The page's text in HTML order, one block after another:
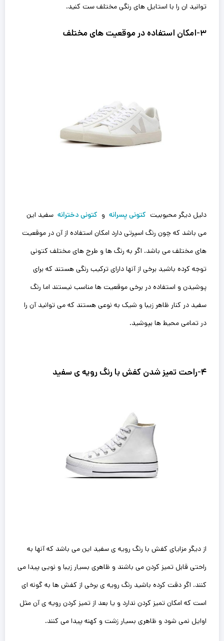
توانید ان را با استایل های رنگی مختلف ست کنید.
۳-امکان استفاده در موقعیت های مختلف
دلیل دیگر محبوبیت کتونی پسرانه و کتونی دخترانه سفید این
می باشد که چون رنگ ‌اسپرتی دارد امکان استفاده از آن در موقعیت
های مختلف می باشد. اگر به رنگ ها و طرح های مختلف کتونی
توجه کرده باشید برخی از آنها دارای ترکیب رنگی هستند که برای
پوشیدن و استفاده در برخی موقعیت ها مناسب نیستند اما رنگ
سفید در کنار ظاهر زیبا و شیک به نوعی هستند که می توانید آن را
در تمامی محیط ها بپوشید.
۴-راحت تمیز شدن کفش با رنگ رویه ی سفید
از دیگر مزایای کفش با رنگ رویه ی سفید این ‌می باشد که آنها به
راحتی قابل تمیز کردن می باشند و ظاهری بسیار زیبا و نویی پیدا می
کنند. اگر دقت کرده باشید رنگ رویه ی برخی از کفش ها به گونه ای
است که امکان تمیز کردن ندارد و یا بعد از تمیز کردن رویه ی آن مثل
اوایل نمی شود و ظاهری بسیار زشت و کهنه پیدا می کنند.